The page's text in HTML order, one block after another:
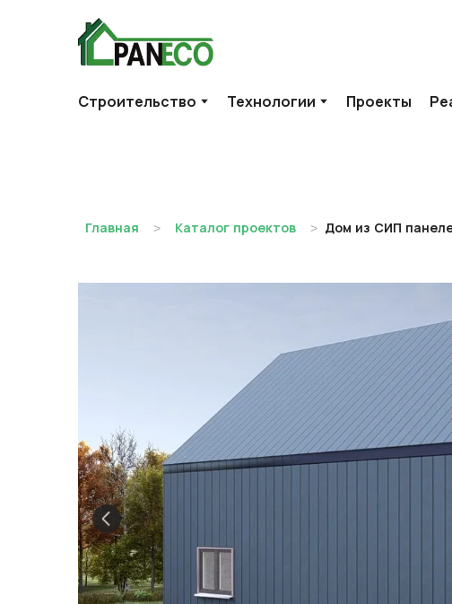
Строительство Технологии Проекты
Главная Каталог проектов Дом из СИП